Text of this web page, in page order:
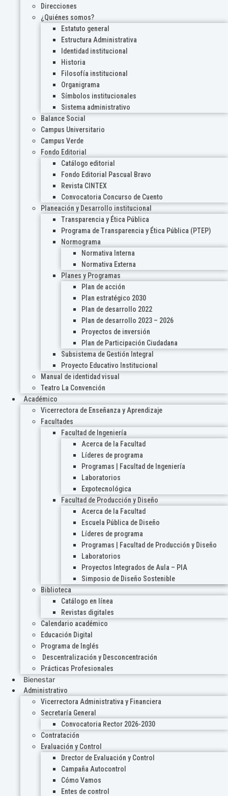
Direcciones
¿Quiénes somos?
Estatuto general
Estructura Administrativa
Identidad institucional
Historia
Filosofía institucional
Organigrama
Símbolos institucionales
Sistema administrativo
Balance Social
Campus Universitario
Campus Verde
Fondo Editorial
Catálogo editorial
Fondo Editorial Pascual Bravo
Revista CINTEX
Convocatoria Concurso de Cuento
Planeación y Desarrollo institucional
Transparencia y Ética Pública
Programa de Transparencia y Ética Pública (PTEP)
Normograma
Normativa Interna
Normativa Externa
Planes y Programas
Plan de acción
Plan estratégico 2030
Plan de desarrollo 2022
Plan de desarrollo 2023 – 2026
Proyectos de inversión
Plan de Participación Ciudadana
Subsistema de Gestión Integral
Proyecto Educativo Institucional
Manual de identidad visual
Teatro La Convención
Académico
Vicerrectora de Enseñanza y Aprendizaje
Facultades
Facultad de Ingeniería
Acerca de la Facultad
Líderes de programa
Programas | Facultad de Ingeniería
Laboratorios
Expotecnológica
Facultad de Producción y Diseño
Acerca de la Facultad
Escuela Pública de Diseño
Líderes de programa
Programas | Facultad de Producción y Diseño
Laboratorios
Proyectos Integrados de Aula – PIA
Simposio de Diseño Sostenible
Biblioteca
Catálogo en línea
Revistas digitales
Calendario académico
Educación Digital
Programa de Inglés
Descentralización y Desconcentración
Prácticas Profesionales
Bienestar
Administrativo
Vicerrectora Administrativa y Financiera
Secretaría General
Convocatoria Rector 2026-2030
Contratación
Evaluación y Control
Drector de Evaluación y Control
Campaña Autocontrol
Cómo Vamos
Entes de control